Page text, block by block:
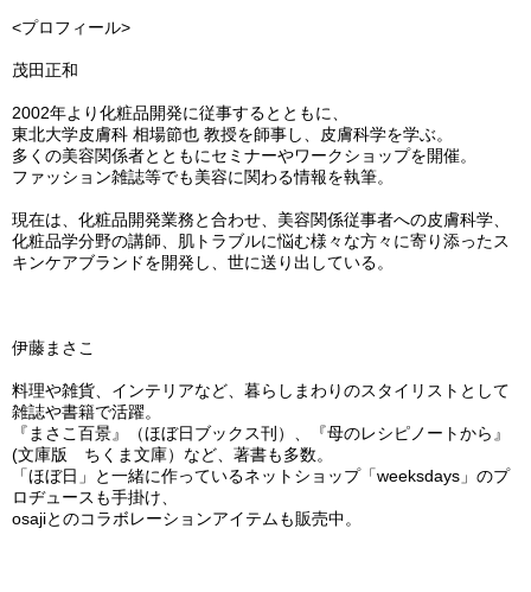
<プロフィール>
茂田正和
2002年より化粧品開発に従事するとともに、
東北大学皮膚科 相場節也 教授を師事し、皮膚科学を学ぶ。
多くの美容関係者とともにセミナーやワークショップを開催。
ファッション雑誌等でも美容に関わる情報を執筆。
現在は、化粧品開発業務と合わせ、美容関係従事者への皮膚科学、
化粧品学分野の講師、肌トラブルに悩む様々な方々に寄り添ったス
キンケアブランドを開発し、世に送り出している。
伊藤まさこ
料理や雑貨、インテリアなど、暮らしまわりのスタイリストとして
雑誌や書籍で活躍。
『まさこ百景』（ほぼ日ブックス刊）、『母のレシピノートから』
(文庫版 ちくま文庫）など、著書も多数。
「ほぼ日」と一緒に作っているネットショップ「weeksdays」のプ
ロヂュースも手掛け、
osajiとのコラボレーションアイテムも販売中。